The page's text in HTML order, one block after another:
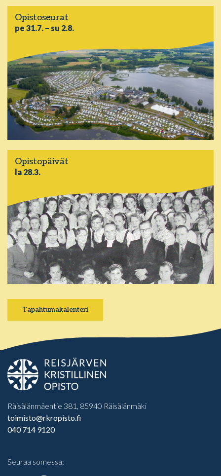
Opistoseurat
pe 31.7. – su 2.8.
Opistopäivät
la 28.3.
Tapahtumakalenteri
Räisälänmäentie 381, 85940 Räisälänmäki
toimisto@rkropisto.fi
040 714 9120
Seuraa somessa: